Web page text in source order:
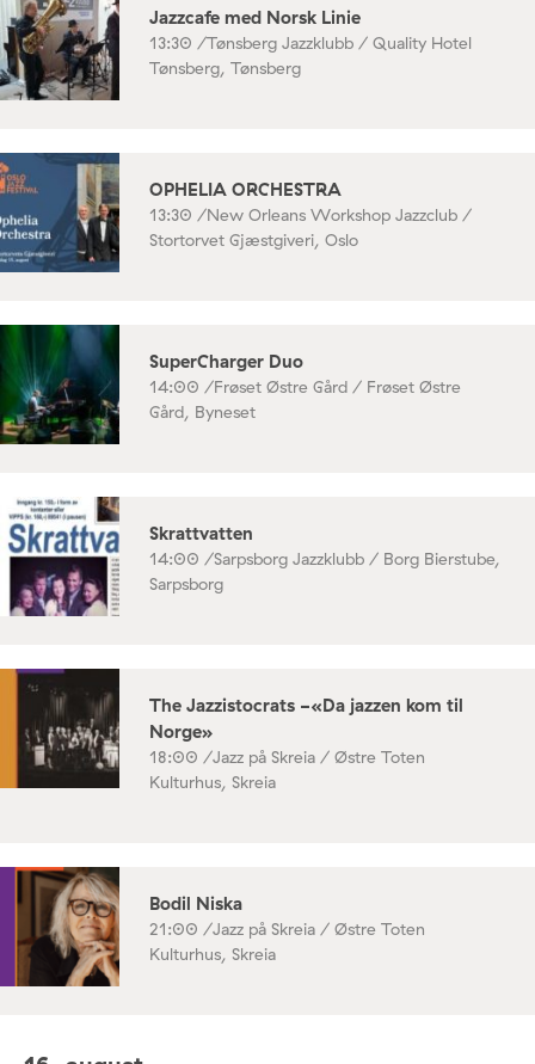
Jazzcafe med Norsk Linie
13:30 /Tønsberg Jazzklubb / Quality Hotel
Tønsberg, Tønsberg
OPHELIA ORCHESTRA
13:30 /New Orleans Workshop Jazzclub /
Stortorvet Gjæstgiveri, Oslo
SuperCharger Duo
14:00 /Frøset Østre Gård / Frøset Østre
Gård, Byneset
Skrattvatten
14:00 /Sarpsborg Jazzklubb / Borg Bierstube,
Sarpsborg
The Jazzistocrats -«Da jazzen kom til
Norge»
18:00 /Jazz på Skreia / Østre Toten
Kulturhus, Skreia
Bodil Niska
21:00 /Jazz på Skreia / Østre Toten
Kulturhus, Skreia